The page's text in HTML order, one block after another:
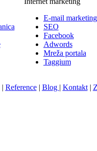
E-mail marketing
SEO
Facebook
Adwords
Mreža portala
Taggium
| Reference| Blog | Kontakt|